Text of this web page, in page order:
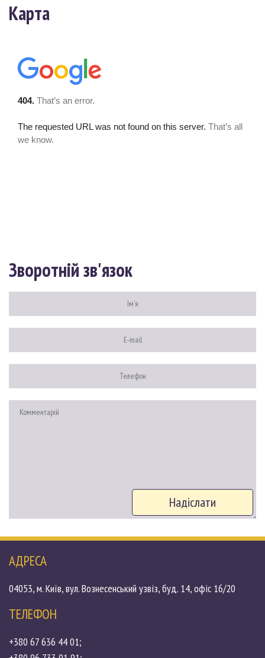
Карта
Зворотній зв'язок
Надіслати
АДРЕСА
04053, м. Київ, вул. Вознесенський узвіз, буд. 14, офіс 16/20
ТЕЛЕФОН
+380 67 636 44 01;